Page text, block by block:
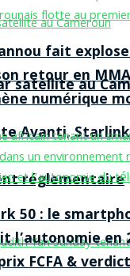
satellite au
Avanti,
réglementaire
fait
retour en
numérique
50 : le
l’autonomie en
FCFA & verdict